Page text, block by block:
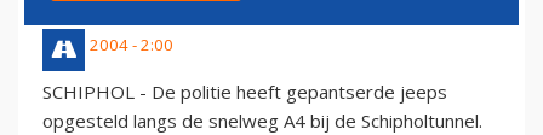
10 juli 2004 - 2:00
SCHIPHOL - De politie heeft gepantserde jeeps
opgesteld langs de snelweg A4 bij de Schipholtunnel.